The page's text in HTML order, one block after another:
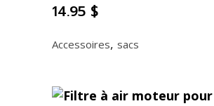
Accessoires, sacs
14.95 $